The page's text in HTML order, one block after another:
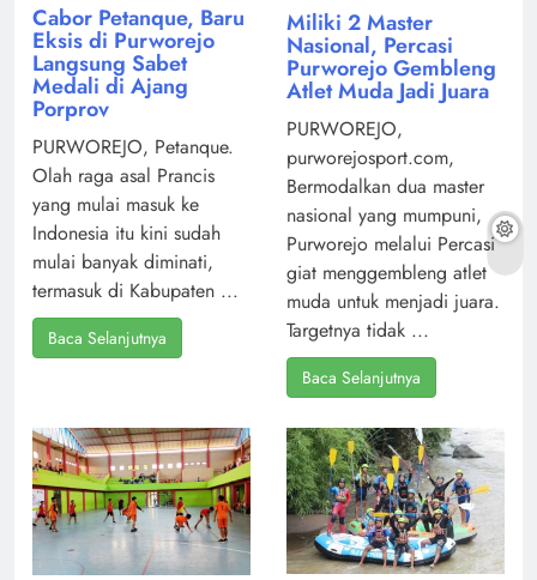
Cabor Petanque, Baru
Eksis di Purworejo
Langsung Sabet
Medali di Ajang
Porprov
PURWOREJO, Petanque.
Olah raga asal Prancis
yang mulai masuk ke
Indonesia itu kini sudah
mulai banyak diminati,
termasuk di Kabupaten ...
Baca Selanjutnya
Miliki 2 Master
Nasional, Percasi
Purworejo Gembleng
Atlet Muda Jadi Juara
PURWOREJO,
purworejosport.com,
Bermodalkan dua master
nasional yang mumpuni,
Purworejo melalui Percasi
giat menggembleng atlet
muda untuk menjadi juara.
Targetnya tidak ...
Baca Selanjutnya